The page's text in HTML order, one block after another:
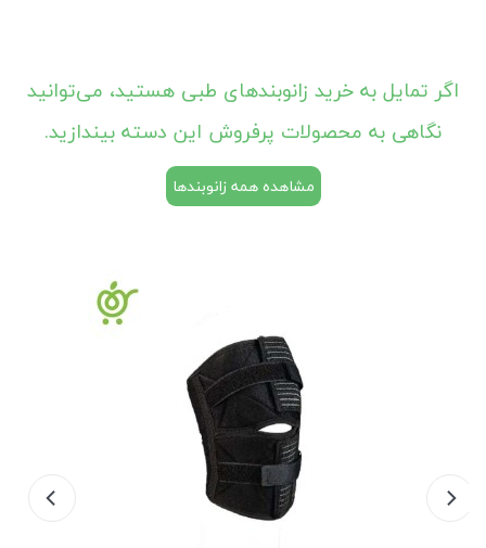
اگر تمایل به خرید زانوبند‌های طبی هستید، می‌توانید
نگاهی به محصولات پرفروش این دسته بیندازید.
مشاهده همه زانوبندها